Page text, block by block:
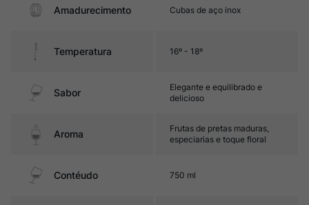
Amadurecimento Cubas de aço inox
Temperatura 16º - 18º
Sabor
Elegante e equilibrado e
delicioso
Aroma
Frutas de pretas maduras,
especiarias e toque floral
Contéudo 750 ml